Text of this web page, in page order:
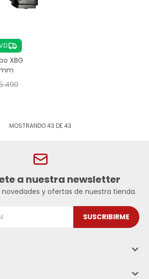
XBG
MOSTRANDO43 DE43
a nuestra newsletter
novedades y ofertas de nuestra tienda.
SUSCRIBIRME